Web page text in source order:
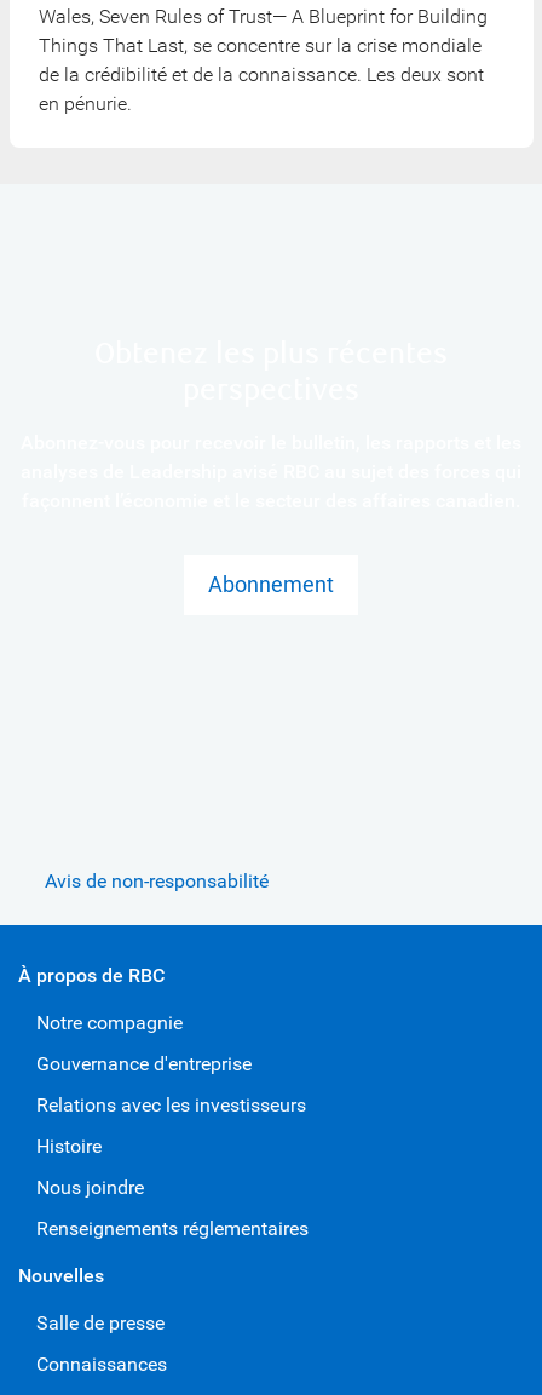
Wales, Seven Rules of Trust— A Blueprint for Building
Things That Last, se concentre sur la crise mondiale
de la crédibilité et de la connaissance. Les deux sont
en pénurie.
Abonnement
Avis de non-responsabilité
À propos de RBC
Notre compagnie
Gouvernance d'entreprise
Relations avec les investisseurs
Histoire
Nous joindre
Renseignements réglementaires
Nouvelles
Salle de presse
Connaissances